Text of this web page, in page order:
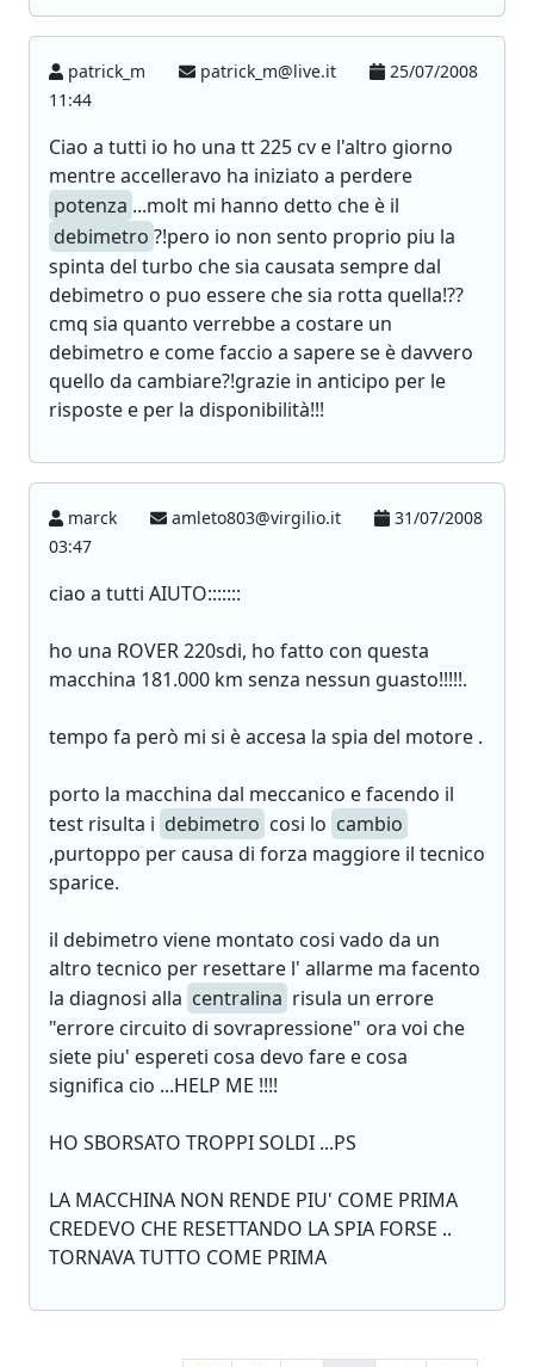
patrick_m patrick_m@live.it
25/07/2008
11:44
Ciao a tutti io ho una tt 225 cv e l'altro giorno
mentre accelleravo ha iniziato a perdere
potenza ...molt mi hanno detto che è il
debimetro ?!pero io non sento proprio piu la
spinta del turbo che sia causata sempre dal
debimetro o puo essere che sia rotta quella!??
cmq sia quanto verrebbe a costare un
debimetro e come faccio a sapere se è davvero
quello da cambiare?!grazie in anticipo per le
risposte e per la disponibilità!!!
marck amleto803@virgilio.it
31/07/2008
03:47
ciao a tutti AIUTO:::::::
ho una ROVER 220sdi, ho fatto con questa
macchina 181.000 km senza nessun guasto!!!!!.
tempo fa però mi si è accesa la spia del motore .
porto la macchina dal meccanico e facendo il
test risulta i debimetro cosi lo cambio
,purtoppo per causa di forza maggiore il tecnico
sparice.
il debimetro viene montato cosi vado da un
altro tecnico per resettare l' allarme ma facento
la diagnosi alla centralina risula un errore
"errore circuito di sovrapressione" ora voi che
siete piu' espereti cosa devo fare e cosa
significa cio ...HELP ME !!!!
HO SBORSATO TROPPI SOLDI ...PS
LA MACCHINA NON RENDE PIU' COME PRIMA
CREDEVO CHE RESETTANDO LA SPIA FORSE ..
TORNAVA TUTTO COME PRIMA